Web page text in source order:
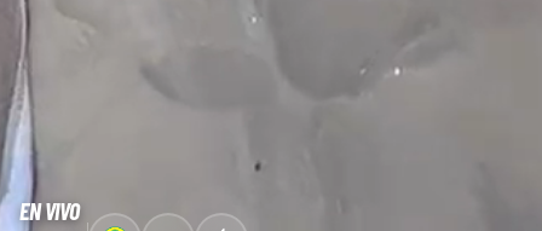
EN VIVO